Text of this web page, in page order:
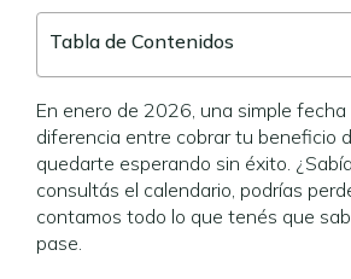
Tabla de Contenidos
En enero de 2026, una simple fecha
diferencia entre cobrar tu beneficio
quedarte esperando sin éxito.
consultás el calendario, podrías
contamos todo lo que tenés que
pase.